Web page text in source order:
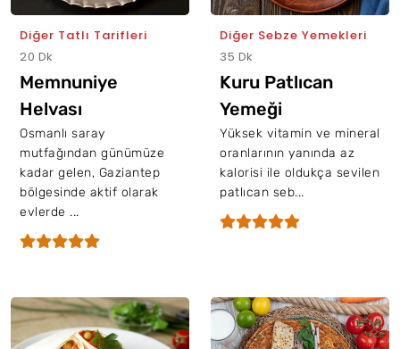
Diğer Tatlı Tarifleri
20 Dk
Memnuniye
Helvası
Osmanlı saray
mutfağından günümüze
kadar gelen, Gaziantep
bölgesinde aktif olarak
evlerde ...
Diğer Sebze Yemekleri
35 Dk
Kuru Patlıcan
Yemeği
Yüksek vitamin ve mineral
oranlarının yanında az
kalorisi ile oldukça sevilen
patlıcan seb...